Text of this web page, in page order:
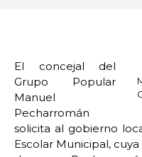
El concejal del
Grupo Popular
Manuel
Pecharromán
solicita al gobierno
Escolar Municipal,